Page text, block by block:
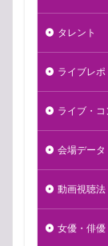
タレント
ライブレポ
ライブ・コ
会場デー
動画視聴法
女優・俳優